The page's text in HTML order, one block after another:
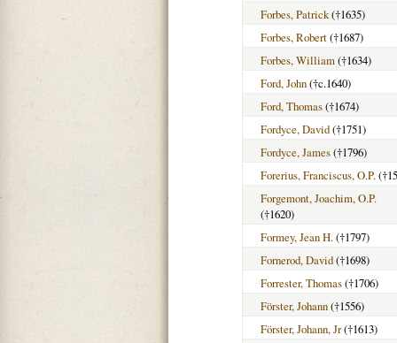
Forbes, Patrick(†1635)
Forbes, Robert(†1687)
Forbes, William(†1634)
Ford, John(†c.1640)
Ford, Thomas(†1674)
Fordyce, David(†1751)
Fordyce, James(†1796)
Forerius, Franciscus, O.P.
Forgemont, Joachim, O.P.
(†1620)
Formey, Jean H.(†1797)
Fornerod, David(†1698)
Forrester, Thomas(†1706)
Förster, Johann(†1556)
Förster, Johann, Jr(†1613)